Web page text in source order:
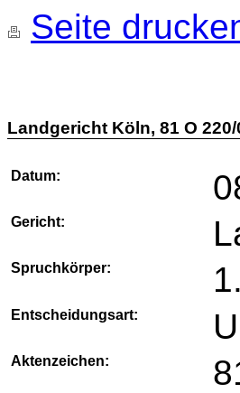
Seite
Landgericht Köln, 81 O 220/
Datum:
Gericht:
Spruchkörper:
Entscheidungsart:
Aktenzeichen: